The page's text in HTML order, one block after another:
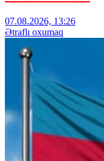
07.08.2026, 13:26
Ətraflı oxumaq